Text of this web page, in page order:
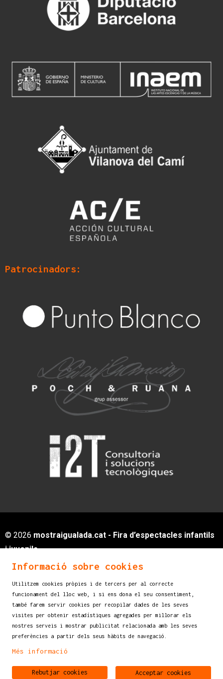
Patrocinadors:
© 2026 mostraigualada.cat - Fira d’espectacles infantils
i juvenils
Servei de Cultura - Ajuntament d'Igualada
08700 IGUALADA (Barcelona)
info@mostraigualada.cat
Sitemap Avís legal | Ús de Cookies
Contacte
Link a instagram
Link a youtube
Informació sobre cookies
Utilitzem cookies pròpies i de tercers per al correcte
funcionament del lloc web, i si ens dona el seu consentiment,
també farem servir cookies per recopilar dades de les seves
visites per obtenir estadístiques agregades per millorar els
nostres serveis i mostrar publicitat relacionada amb les seves
preferències a partir dels seus hàbits de navegació.
Més informació
Acceptar cookies
Rebutjar cookies